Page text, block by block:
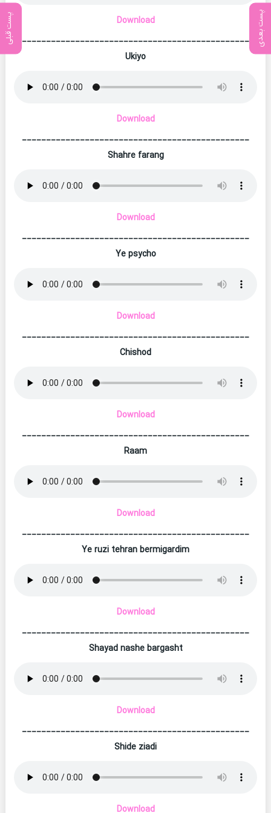
پست بعدی پست قبلی
Download
_______________________________________________
Ukiyo
Download
_______________________________________________
Shahre farang
Download
_______________________________________________
Ye psycho
Download
_______________________________________________
Chishod
Download
_______________________________________________
Raam
Download
_______________________________________________
Ye ruzi tehran bermigardim
Download
_______________________________________________
Shayad nashe bargasht
Download
_______________________________________________
Shide ziadi
Download